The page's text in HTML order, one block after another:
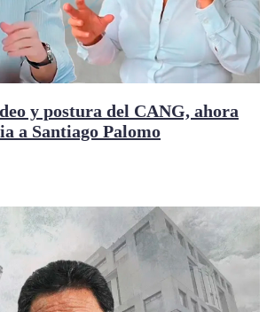
y postura del CANG, ahora
a Santiago Palomo